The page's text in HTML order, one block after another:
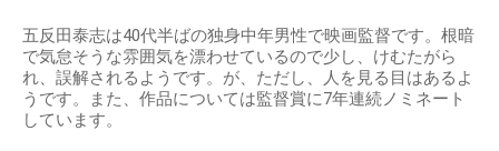
五反田泰志は40代半ばの独身中年男性で映画監督です。根暗
で気怠そうな雰囲気を漂わせているので少し、けむたがら
れ、誤解されるようです。が、ただし、人を見る目はあるよ
うです。また、作品については監督賞に7年連続ノミネート
しています。